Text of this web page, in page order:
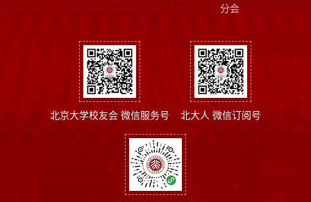
分会
北京大学校友会 微信服务号 北大人 微信订阅号